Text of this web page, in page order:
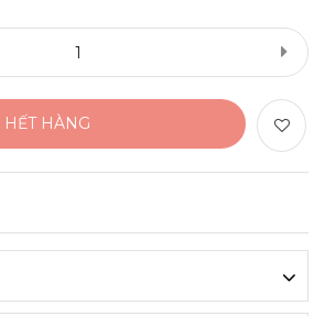
HẾT HÀNG